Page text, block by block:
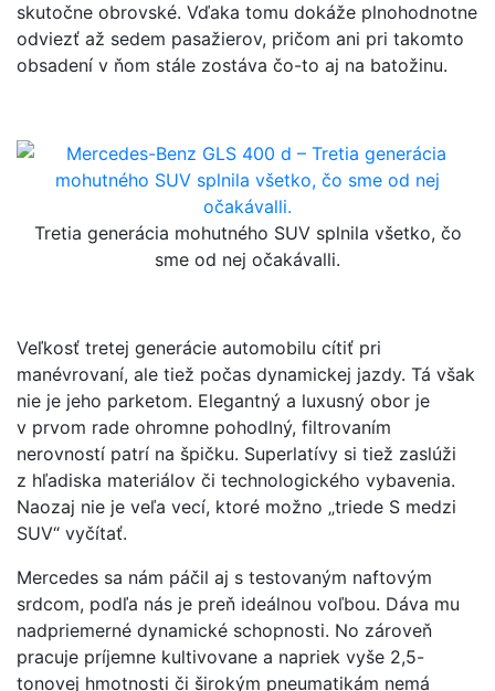
skutočne obrovské. Vďaka tomu dokáže plnohodnotne
odviezť až sedem pasažierov, pričom ani pri takomto
obsadení v ňom stále zostáva čo-to aj na batožinu.
Tretia generácia mohutného SUV splnila všetko, čo
sme od nej očakávalli.
Veľkosť tretej generácie automobilu cítiť pri
manévrovaní, ale tiež počas dynamickej jazdy. Tá však
nie je jeho parketom. Elegantný a luxusný obor je
v prvom rade ohromne pohodlný, filtrovaním
nerovností patrí na špičku. Superlatívy si tiež zaslúži
z hľadiska materiálov či technologického vybavenia.
Naozaj nie je veľa vecí, ktoré možno „triede S medzi
SUV“ vyčítať.
Mercedes sa nám páčil aj s testovaným naftovým
srdcom, podľa nás je preň ideálnou voľbou. Dáva mu
nadpriemerné dynamické schopnosti. No zároveň
pracuje príjemne kultivovane a napriek vyše 2,5-
tonovej hmotnosti či širokým pneumatikám nemá